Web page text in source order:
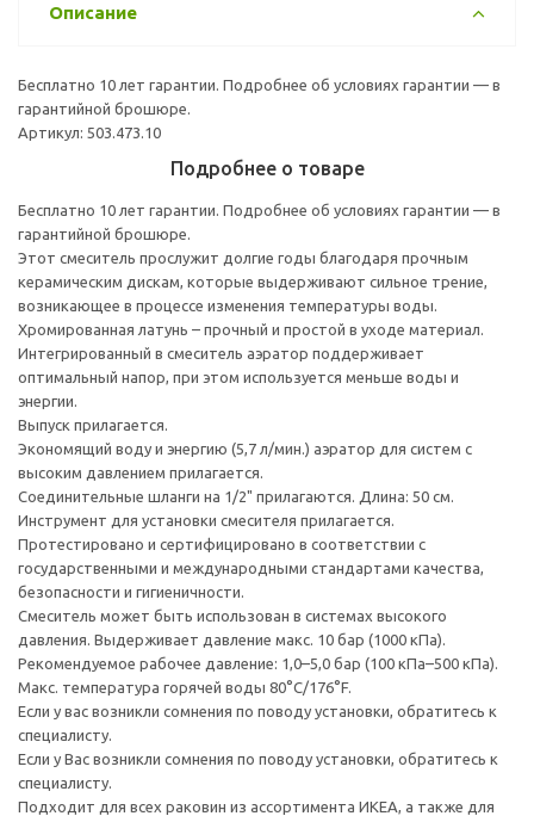
Описание
Бесплатно 10 лет гарантии. Подробнее об условиях гарантии — в
гарантийной брошюре.
Артикул: 503.473.10
Подробнее о товаре
Бесплатно 10 лет гарантии. Подробнее об условиях гарантии — в
гарантийной брошюре.
Этот смеситель прослужит долгие годы благодаря прочным
керамическим дискам, которые выдерживают сильное трение,
возникающее в процессе изменения температуры воды.
Хромированная латунь – прочный и простой в уходе материал.
Интегрированный в смеситель аэратор поддерживает
оптимальный напор, при этом используется меньше воды и
энергии.
Выпуск прилагается.
Экономящий воду и энергию (5,7 л/мин.) аэратор для систем с
высоким давлением прилагается.
Соединительные шланги на 1/2" прилагаются. Длина: 50 см.
Инструмент для установки смесителя прилагается.
Протестировано и сертифицировано в соответствии с
государственными и международными стандартами качества,
безопасности и гигиеничности.
Смеситель может быть использован в системах высокого
давления. Выдерживает давление макс. 10 бар (1000 кПа).
Рекомендуемое рабочее давление: 1,0–5,0 бар (100 кПа–500 кПа).
Макс. температура горячей воды 80°C/176°F.
Если у вас возникли сомнения по поводу установки, обратитесь к
специалисту.
Если у Вас возникли сомнения по поводу установки, обратитесь к
специалисту.
Подходит для всех раковин из ассортимента ИКЕА, а также для